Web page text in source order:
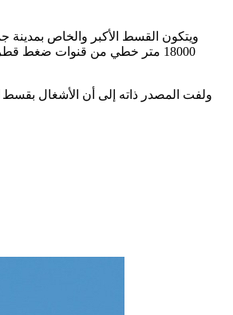
ولفت المصدر ذاته إلى أن الأشغال